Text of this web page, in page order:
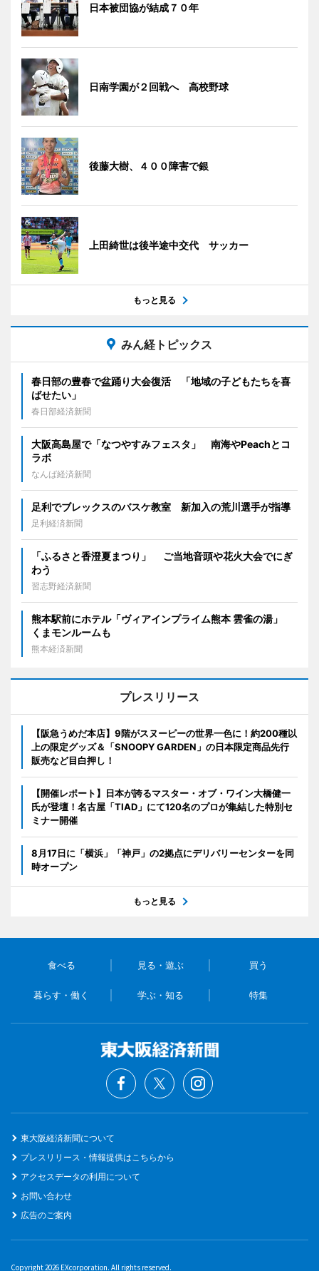
日本被団協が結成７０年
日南学園が２回戦へ 高校野球
後藤大樹、４００障害で銀
上田綺世は後半途中交代 サッカー
もっと見る
みん経トピックス
春日部の豊春で盆踊り大会復活 「地域の子どもたちを喜
ばせたい」
春日部経済新聞
大阪高島屋で「なつやすみフェスタ」 南海やPeachとコ
ラボ
なんば経済新聞
足利でブレックスのバスケ教室 新加入の荒川選手が指導
足利経済新聞
「ふるさと香澄夏まつり」 ご当地音頭や花火大会でにぎ
わう
習志野経済新聞
熊本駅前にホテル「ヴィアインプライム熊本 雲雀の湯」
くまモンルームも
熊本経済新聞
プレスリリース
【阪急うめだ本店】9階がスヌーピーの世界一色に！約200種以
上の限定グッズ＆「SNOOPY GARDEN」の日本限定商品先行
販売など目白押し！
【開催レポート】日本が誇るマスター・オブ・ワイン大橋健一
氏が登壇！名古屋「TIAD」にて120名のプロが集結した特別セ
ミナー開催
8月17日に「横浜」「神戸」の2拠点にデリバリーセンターを同
時オープン
もっと見る
食べる 見る・遊ぶ 買う
暮らす・働く 学ぶ・知る 特集
東大阪経済新聞について
プレスリリース・情報提供はこちらから
アクセスデータの利用について
お問い合わせ
広告のご案内
Copyright 2026 EXcorporation. All rights reserved.